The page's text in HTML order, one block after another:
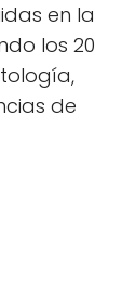
en la
los 20
de